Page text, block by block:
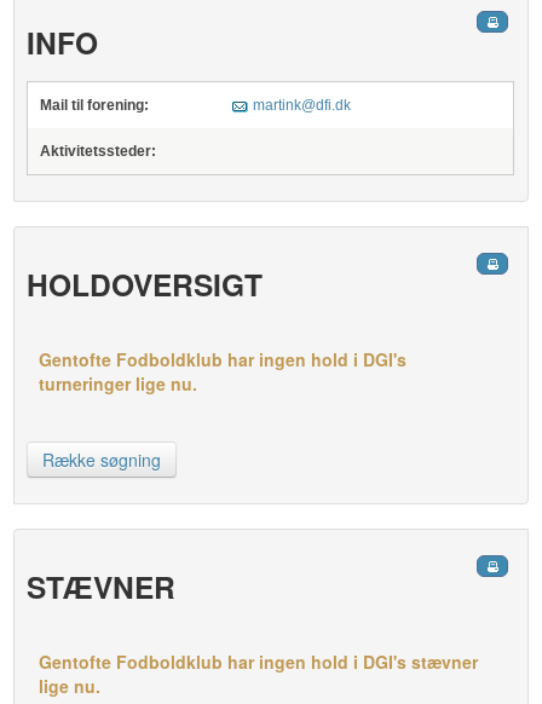
INFO
Mail til forening: martink@dfi.dk
Aktivitetssteder:
HOLDOVERSIGT
Gentofte Fodboldklub har ingen hold i DGI's
turneringer lige nu.
Række søgning
STÆVNER
Gentofte Fodboldklub har ingen hold i DGI's stævner
lige nu.